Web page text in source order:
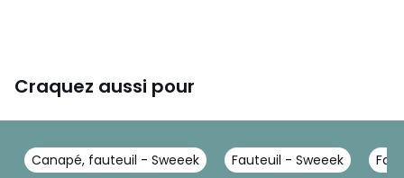
Craquez aussi pour
Canapé, fauteuil - Sweeek Fauteuil - Sweeek